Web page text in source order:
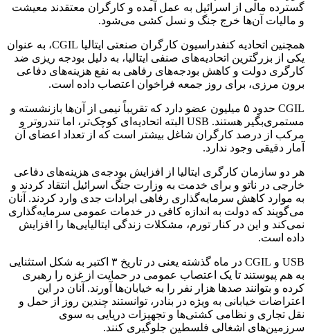
گسترده مالی از اسرائیل به عمل آمده و کارگران معتقدند معیشت
و مالیات آن‌ها خرج جنگ و نسل کشی می‌شود.
همچنین اتحادیه کنفدراسیون کارگران صنعتی ایتالیا CGIL، به عنوان
یکی از بزرگترین اتحادیه‌های صنفی ایتالیا، به دلیل بودجه ریزی ضد
کارگری دولت و کاهش بودجه‌های رفاهی به نفع هزینه‌های دفاعی
برون مرزی، برای روز جمعه فراخوان اعتصاب داده است.
CGIL حدود ۵ میلیون عضو دارد که تقریباً نیمی از آن‌ها بازنشسته و
مستمری‌بگیر هستند. USB البته اتحادیه‌ای کوچک‌تر، اما تندروتر و
مرکب از درصد کارگران شاغل بیشتر است که از تعداد اعضای آن
آمار دقیقی وجود ندارد.
هر دو سازمان کارگری ایتالیا از افزایش بودجه‌ی هزینه‌های دفاعی
خارجی در ناتو و برای خدمت به وزارت جنگ اسرائیل انتقاد کردند و
به موارد کاهش سرمایه‌گذاری رفاهی ایرادات جدی وارد کردند. آنان
می‌گویند که دولت به اندازه کافی در خدمات عمومی سرمایه‌گذاری
نمی‌کند و این در کنار تورم، مشکلات زندگی ایتالیایی‌ها را افزایش
داده است.
USB و CGIL در ماه گذشته یعنی در تاریخ ۳ اکتبر به شکل استثنایی
به هم پیوستند تا یک اعتصاب عمومی در حمایت از غزه را رهبری
کرده و بتوانند صدها هزار نفر را به خیابان‌ها آورند. آنان در این
اعتراضات خیابانی به ویژه در بنادر، توانستند چندین روز از حمل و
نقل تجاری و نظامی کشتی‌ها و تجهیزات دریایی به سوی
سرزمین‌های اشغالی فلسطین جلوگیری کنند.